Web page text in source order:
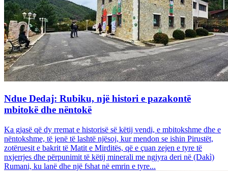
Ndue Dedaj: Rubiku, një histori e pazakontë
mbitokë dhe nëntokë
Ka gjasë që dy rremat e historisë së këtij vendi, e mbitokshme dhe e
nëntokshme, të jenë të lashtë njësoj, kur mendon se ishin Pirustët,
zotëruesit e bakrit të Matit e Mirditës, që e çuan zejen e tyre të
nxjerrjes dhe përpunimit të këtij minerali me ngjyra deri në (Dakì)
Rumani, ku lanë dhe një fshat në emrin e tyre...